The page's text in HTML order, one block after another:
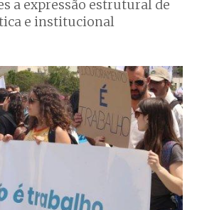
a expressão estrutural de
e institucional